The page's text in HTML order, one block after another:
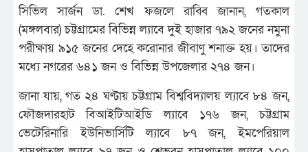
সিভিল সার্জন ডা. শেখ ফজলে রাব্বি জানান, গতকাল
(মঙ্গলবার) চট্টগ্রামের বিভিন্ন ল্যাবে দুই হাজার ৭৯২ জনের নমুনা
পরীক্ষায় ৯১৫ জনের দেহে করোনার জীবাণু শনাক্ত হয়। তাদের
মধ্যে নগরের ৬৪১ জন ও বিভিন্ন উপজেলার ২৭৪ জন।
জানা যায়, গত ২৪ ঘণ্টায় চট্টগ্রাম বিশ্ববিদ্যালয় ল্যাবে ৮৪ জন,
ফৌজদারহাট বিআইটিআইডি ল্যাবে ১৭৬ জন, চট্টগ্রাম
ভেটেরিনারি ইউনিভার্সিটি ল্যাবে ৮৭ জন, ইমপেরিয়াল